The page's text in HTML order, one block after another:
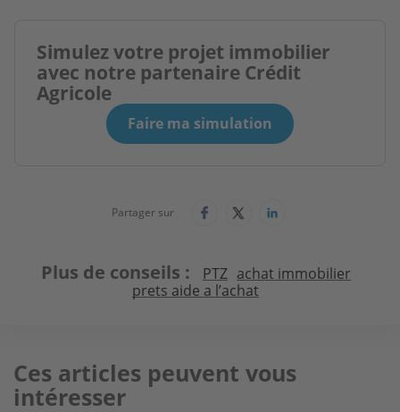
Simulez votre projet immobilier
avec notre partenaire Crédit
Agricole
Faire ma simulation
Partager sur
Plus de conseils PTZ achat immobilier
prets aide a l’achat
Ces articles peuvent vous
intéresser